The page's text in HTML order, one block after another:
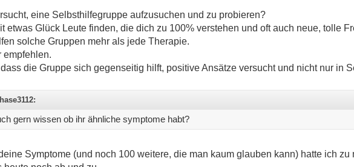
eine Selbsthilfegruppe aufzusuchen und zu probieren?
etwas Glück Leute finden, die dich zu 100% verstehen und oft auch neue, tolle
solche Gruppen mehr als jede Therapie.
empfehlen.
die Gruppe sich gegenseitig hilft, positive Ansätze versucht und nicht nur in
gern wissen ob ihr ähnliche symptome habt?
Symptome (und noch 100 weitere, die man kaum glauben kann) hatte ich